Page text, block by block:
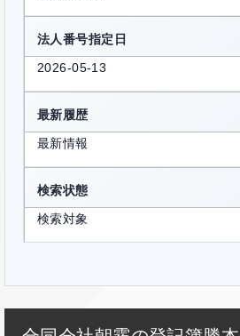
法人番号指定日
2026-05-13
最新履歴
最新情報
検索状態
検索対象